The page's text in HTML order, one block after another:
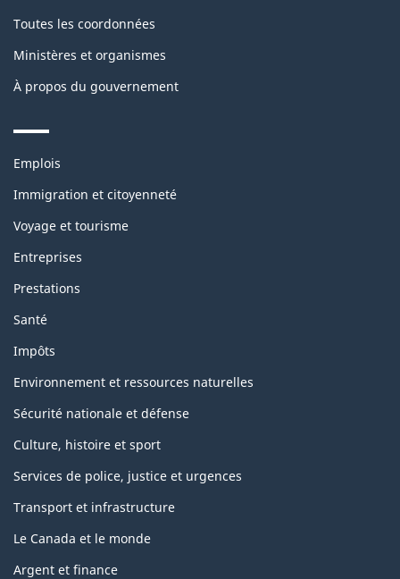
Toutes les coordonnées
Ministères et organismes
À propos du gouvernement
Themes
topics
Emplois
Immigration et citoyenneté
Voyage et tourisme
Entreprises
Prestations
Santé
Impôts
Environnement et ressources naturelles
Sécurité nationale et défense
Culture, histoire et sport
Services de police, justice et urgences
Transport et infrastructure
Le Canada et le monde
Argent et finance